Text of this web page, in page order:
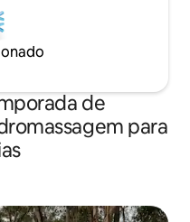
de
para